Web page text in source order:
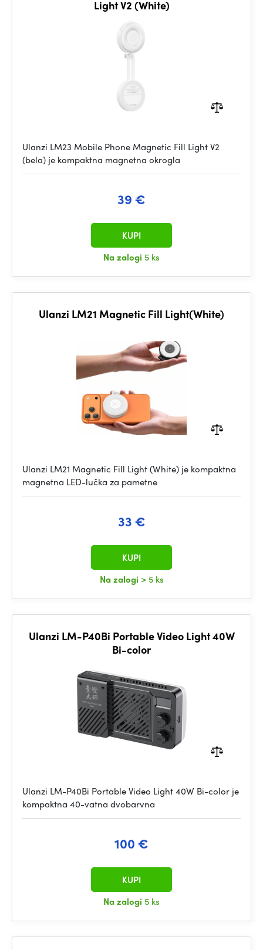
Light V2 (White)
Ulanzi LM23 Mobile Phone Magnetic Fill Light V2
(bela) je kompaktna magnetna okrogla
39 €
Na zalogi 5 ks
KUPI
Ulanzi LM21 Magnetic Fill Light(White)
Ulanzi LM21 Magnetic Fill Light (White) je kompaktna
magnetna LED-lučka za pametne
33 €
Na zalogi > 5 ks
KUPI
Ulanzi LM-P40Bi Portable Video Light 40W
Bi-color
Ulanzi LM-P40Bi Portable Video Light 40W Bi-color je
kompaktna 40-vatna dvobarvna
100 €
Na zalogi 5 ks
KUPI